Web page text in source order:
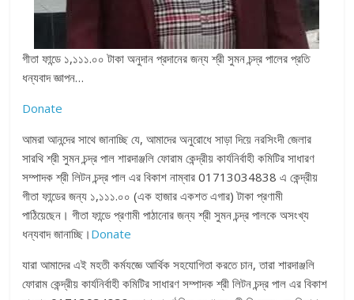
গীতা ফান্ডে ১,১১১.০০ টাকা অনুদান প্রদানের জন্য শ্রী সুমন চন্দ্র পালের প্রতি
ধন্যবাদ জ্ঞাপন…
Donate
আমরা আনন্দের সাথে জানাচ্ছি যে, আমাদের অনুরোধে সাড়া দিয়ে নরসিংদী জেলার
সারথি শ্রী সুমন চন্দ্র পাল শারদাঞ্জলি ফোরাম কেন্দ্রীয় কার্যনির্বাহী কমিটির সাধারণ
সম্পাদক শ্রী লিটন চন্দ্র পাল এর বিকাশ নাম্বার 01713034838 এ কেন্দ্রীয়
গীতা ফান্ডের জন্য ১,১১১.০০ (এক হাজার একশত এগার) টাকা প্রণামী
পাঠিয়েছেন। গীতা ফান্ডে প্রণামী পাঠানোর জন্য শ্রী সুমন চন্দ্র পালকে অসংখ্য
ধন্যবাদ জানাচ্ছি। Donate
যারা আমাদের এই মহতী কর্মযজ্ঞে আর্থিক সহযোগিতা করতে চান, তারা শারদাঞ্জলি
ফোরাম কেন্দ্রীয় কার্যনির্বাহী কমিটির সাধারণ সম্পাদক শ্রী লিটন চন্দ্র পাল এর বিকাশ